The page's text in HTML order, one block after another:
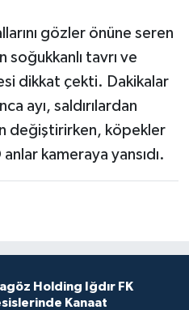
gözler önüne seren
soğukkanlı tavrı ve
dikkat çekti. Dakikalar
ayı, saldırılardan
değiştirirken, köpekler
kameraya yansıdı.
Holding Iğdır FK
Kanaat